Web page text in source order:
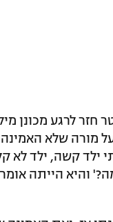
חזר לרגע מכונן
על מורה שלא
ילד קשה, ילד לא
והיא הייתה